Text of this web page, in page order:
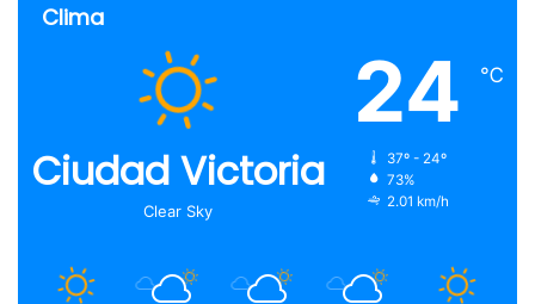
Clima
Ciudad Victoria
Clear Sky
24 ℃
37º - 24º
73%
2.01 km/h